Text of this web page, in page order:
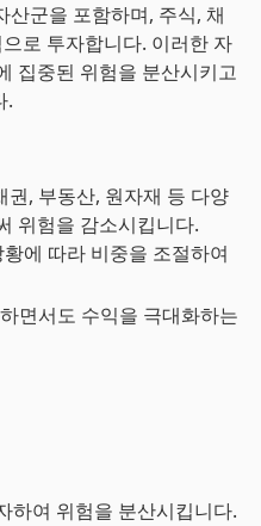
산군을 포함하며, 주식, 채
로 투자합니다. 이러한 자
집중된 위험을 분산시키고
.
권, 부동산, 원자재 등 다양
위험을 감소시킵니다.
에 따라 비중을 조절하여
면서도 수익을 극대화하는
하여 위험을 분산시킵니다.